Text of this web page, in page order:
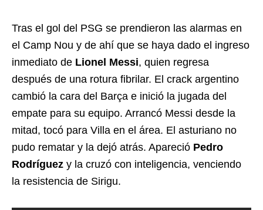
Tras el gol del PSG se prendieron las alarmas en
el Camp Nou y de ahí que se haya dado el ingreso
inmediato de Lionel Messi, quien regresa
después de una rotura fibrilar. El crack argentino
cambió la cara del Barça e inició la jugada del
empate para su equipo. Arrancó Messi desde la
mitad, tocó para Villa en el área. El asturiano no
pudo rematar y la dejó atrás. Apareció Pedro
Rodríguez y la cruzó con inteligencia, venciendo
la resistencia de Sirigu.